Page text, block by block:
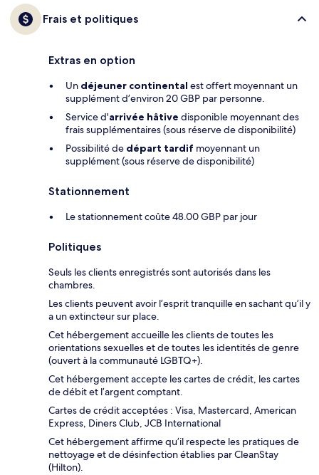
Frais et politiques
Extras en option
Un déjeuner continental est offert moyennant un
supplément d’environ 20 GBP par personne.
Service d'arrivée hâtive disponible moyennant des
frais supplémentaires (sous réserve de disponibilité)
Possibilité de départ tardif moyennant un
supplément (sous réserve de disponibilité)
Stationnement
Le stationnement coûte 48.00 GBP par jour
Politiques
Seuls les clients enregistrés sont autorisés dans les
chambres.
Les clients peuvent avoir l’esprit tranquille en sachant qu’il y
a un extincteur sur place.
Cet hébergement accueille les clients de toutes les
orientations sexuelles et de toutes les identités de genre
(ouvert à la communauté LGBTQ+).
Cet hébergement accepte les cartes de crédit, les cartes
de débit et l’argent comptant.
Cartes de crédit acceptées : Visa, Mastercard, American
Express, Diners Club, JCB International
Cet hébergement affirme qu’il respecte les pratiques de
nettoyage et de désinfection établies par CleanStay
(Hilton).